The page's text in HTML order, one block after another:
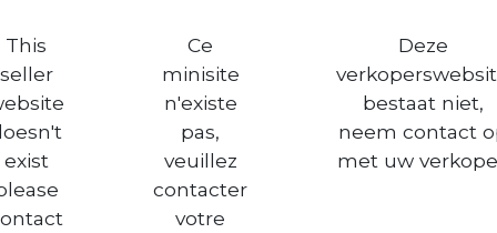
This
seller
exist
Ce
minisite
n'existe
pas,
veuillez
contacter
votre
Deze
bestaat niet,
neem contact
met uw